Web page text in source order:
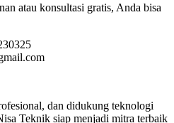
atau konsultasi gratis, Anda bisa
dan didukung teknologi
Teknik siap menjadi mitra terbaik